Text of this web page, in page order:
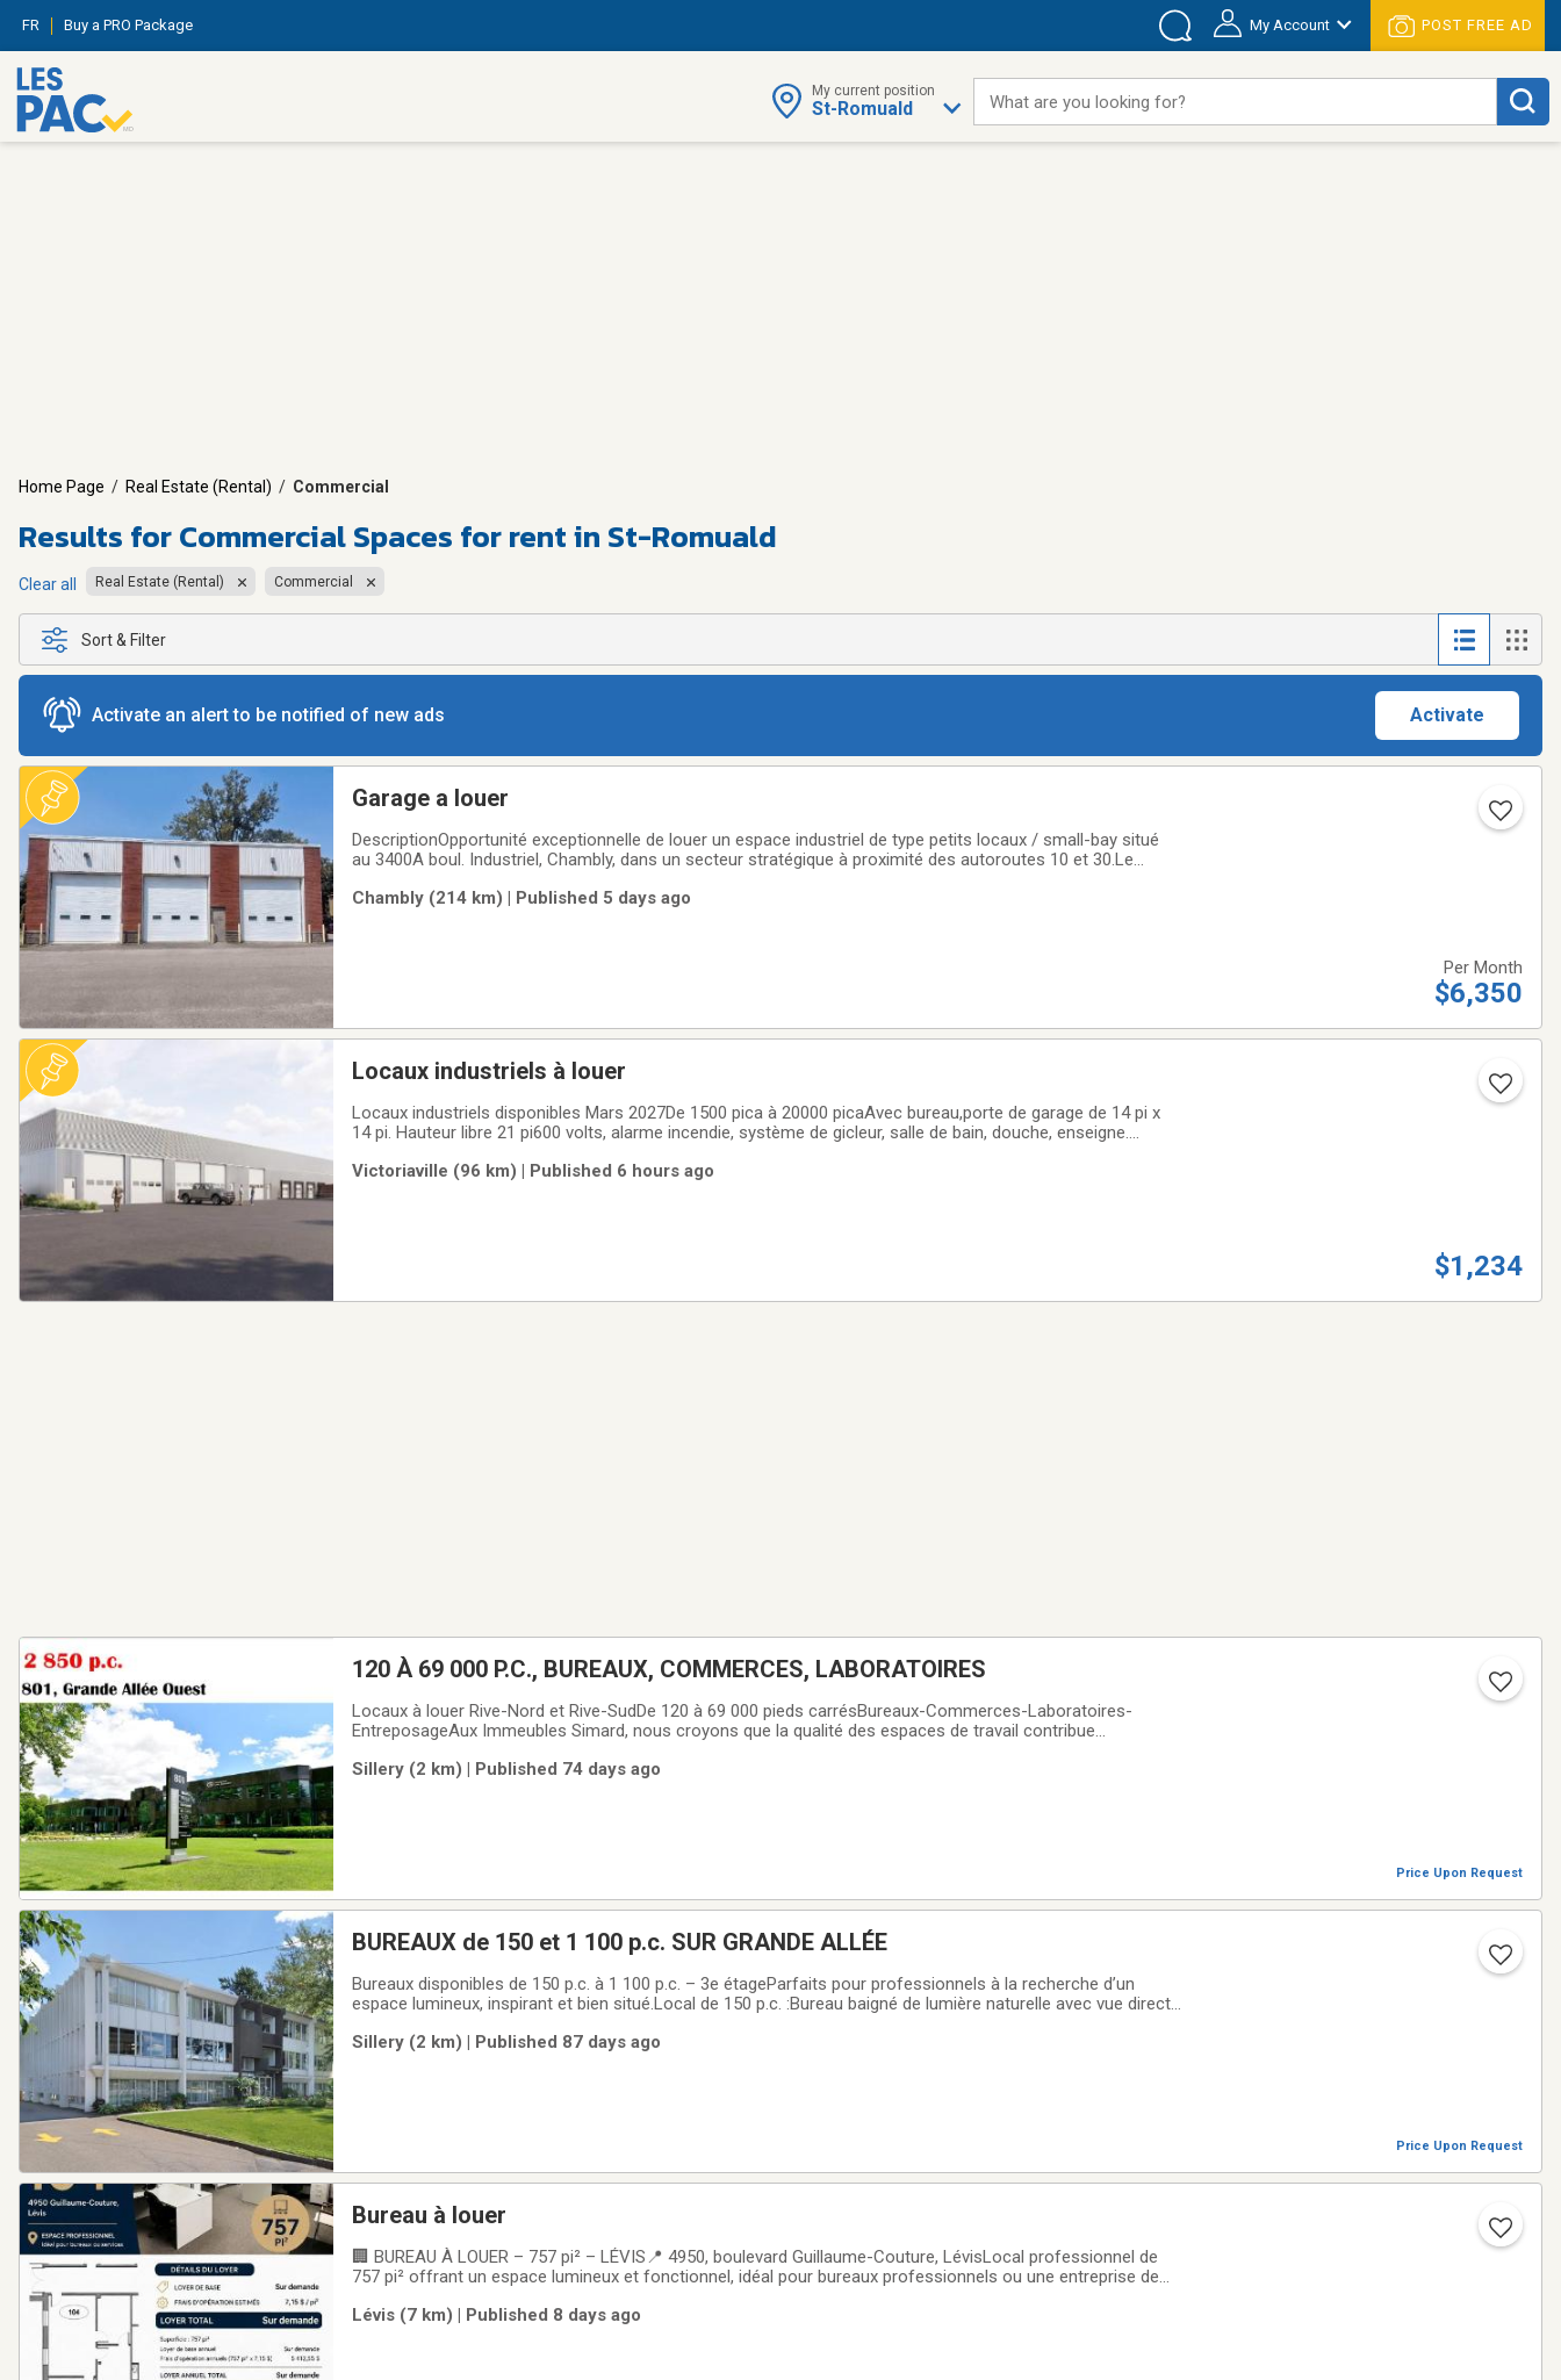
FR Buy a PRO Package My Account POST FREE AD
My current position
St-Romuald What are you looking for?
Home Page / Real Estate (Rental) / Commercial
Results forCommercial Spaces for rent in St-Romuald
Clear all Real Estate (Rental) Commercial
Sort & Filter
Activate an alert to be notified of new ads Activate
Garage a louer
DescriptionOpportunité exceptionnelle de louer un espace industriel de type petits locaux / small-bay situé
au 3400A boul. Industriel, Chambly, dans un secteur stratégique à proximité des autoroutes 10 et 30.Le
825 pi² et 413 pi². Cette
Chambly (214 km) | Published 5 days ago
Per Month
$6,350
Locaux industriels à louer
Locaux industriels disponibles Mars 2027De 1500 pica à 20000 picaAvec bureau,porte de garage de 14 pi x
14 pi. Hauteur libre 21 pi600 volts, alarme incendie, système de gicleur, salle de bain, douche, enseigne.
Victoriaville.Réservez dès
Victoriaville (96 km) | Published 6 hours ago
$1,234
120 À 69 000 P.C., BUREAUX, COMMERCES, LABORATOIRES
Locaux à louer Rive-Nord et Rive-SudDe 120 à 69 000 pieds carrésBureaux-Commerces-Laboratoires-
EntreposageAux Immeubles Simard, nous croyons que la qualité des espaces de travail contribue
bâtiments de qualité, situés dans des secteurs
Sillery (2 km) | Published 74 days ago
Price Upon Request
BUREAUX de 150 et 1 100 p.c. SUR GRANDE ALLÉE
Bureaux disponibles de 150 p.c. à 1 100 p.c. – 3e étageParfaits pour professionnels à la recherche d’un
espace lumineux, inspirant et bien situé.Local de 150 p.c. :Bureau baigné de lumière naturelle avec vue directe
bureaux avec vue et accès
Sillery (2 km) | Published 87 days ago
Price Upon Request
Bureau à louer
🏢 BUREAU À LOUER – 757 pi² – LÉVIS📍 4950, boulevard Guillaume-Couture, LévisLocal professionnel de
757 pi² offrant un espace lumineux et fonctionnel, idéal pour bureaux professionnels ou une entreprise de
Espace lumineux avec nombreuses fenêtres✔
Lévis (7 km) | Published 8 days ago